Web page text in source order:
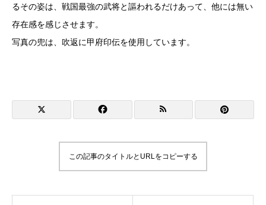
るその姿は、戦国最強の武将と謳われるだけあって、他には無い
存在感を感じさせます。
写真の兜は、吹返に甲府印伝を使用しています。
この記事のタイトルとURLをコピーする